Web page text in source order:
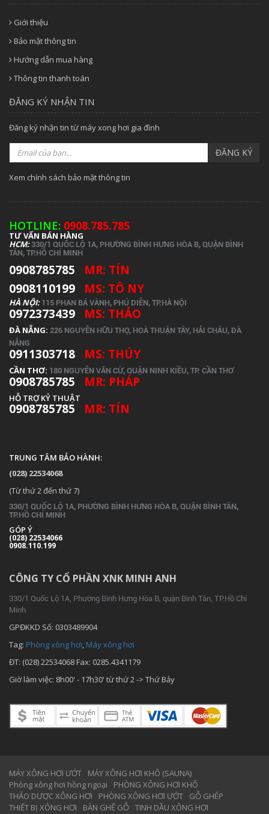
Giới thiệu
Bảo mật thông tin
Hướng dẫn mua hàng
Thông tin thanh toán
ĐĂNG KÝ NHẬN TIN
Đăng ký nhận tin từ máy xong hơi gia đình
ĐĂNG KÝ
Xem chính sách bảo mật thông tin
HOTLINE: 0908.785.785
TƯ VẤN BÁN HÀNG
HCM: 330/1 QUỐC LỘ 1A, PHƯỜNG BÌNH HƯNG HÒA B, QUẬN BÌNH
TÂN, TP.HỒ CHÍ MINH
0908785785
MR: TÍN
0908110199
MS: TÔ NY
HÀ NỘI: 115 PHAN BÁ VÀNH, PHÚ DIỄN, TP.HÀ NỘI
0972373439 MS: THẢO
ĐÀ NẴNG: 226 NGUYỄN HỮU THỌ, HOÀ THUẬN TÂY, HẢI CHÂU, ĐÀ
NẴNG
0911303718 MS: THÚY
CẦN THƠ: 180 NGUYỄN VĂN CỪ, QUẬN NINH KIỀU, TP. CẦN THƠ
0908785785 MR: PHÁP
HỖ TRỢ KỶ THUẬT
0908785785 MR: TÍN
TRUNG TÂM BẢO HÀNH:
(028) 22534068
(Từ thứ 2 đến thứ 7)
330/1 QUỐC LỘ 1A, PHƯỜNG BÌNH HƯNG HÒA B, QUẬN BÌNH TÂN,
TP.HỒ CHÍ MINH
GÓP Ý
(028) 22534066
0908.110.199
CÔNG TY CỔ PHẦN XNK MINH ANH
330/1 Quốc Lộ 1A, Phường Bình Hưng Hòa B, quận Bình Tân, TP.Hồ Chí
Minh
GPĐKKD Số: 0303489904
Tag: Phòng xông hơi, Máy xông hơi
ĐT: (028) 22534068 Fax: 0285.4341179
Giờ làm việc: 8h00' - 17h30' từ thứ 2 -> Thứ Bảy
MÁY XÔNG HƠI ƯỚT
MÁY XÔNG HƠI KHÔ (SAUNA)
Phòng xông hơi hồng ngoại
PHÒNG XÔNG HƠI KHÔ
THẢO DƯỢC XÔNG HƠI
PHÒNG XÔNG HƠI ƯỚT
GỖ GHÉP
THIẾT BỊ XÔNG HƠI
BÀN GHẾ GỖ TINH DẦU XÔNG HƠI